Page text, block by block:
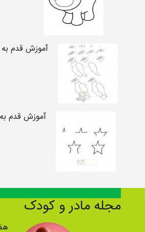
آموزش قدم
آموزش قدم
مجله مادر و کودک